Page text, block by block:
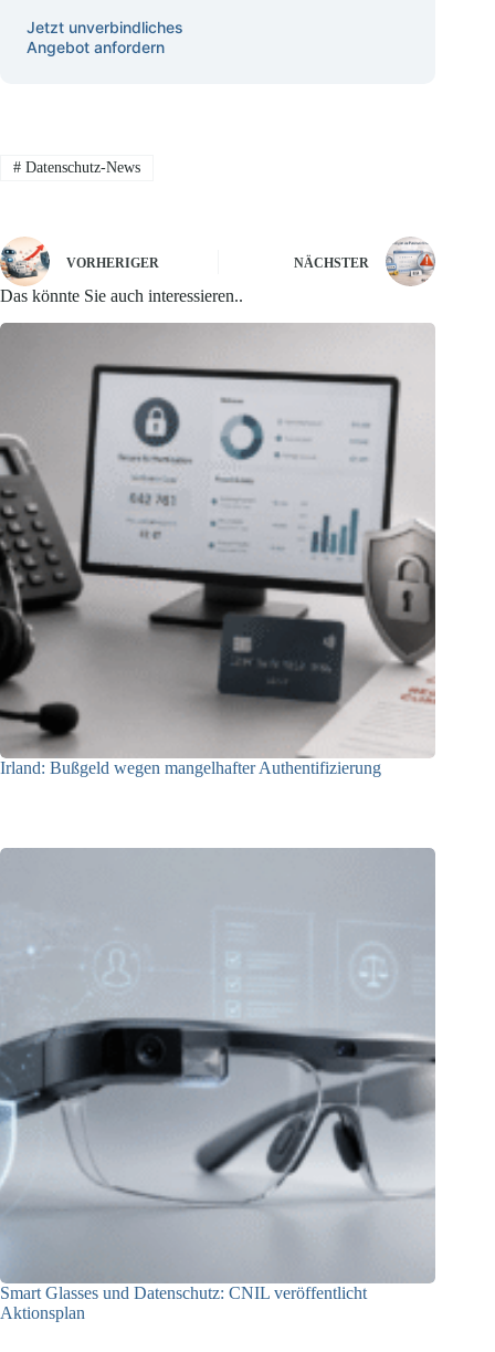
Jetzt unverbindliches
Angebot anfordern
#Datenschutz-News
VORHERIGER NÄCHSTER
Das könnte Sie auch interessieren..
Irland: Bußgeld wegen mangelhafter Authentifizierung
Smart Glasses und Datenschutz: CNIL veröffentlicht
Aktionsplan